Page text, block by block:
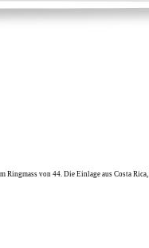
von 44. Die Einlage aus Costa